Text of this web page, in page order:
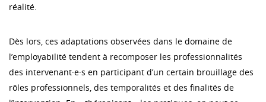
réalité.
Dès lors, ces adaptations observées dans le domaine de
l’employabilité tendent à recomposer les professionnalités
des intervenant·e·s en participant d’un certain brouillage des
rôles professionnels, des temporalités et des finalités de